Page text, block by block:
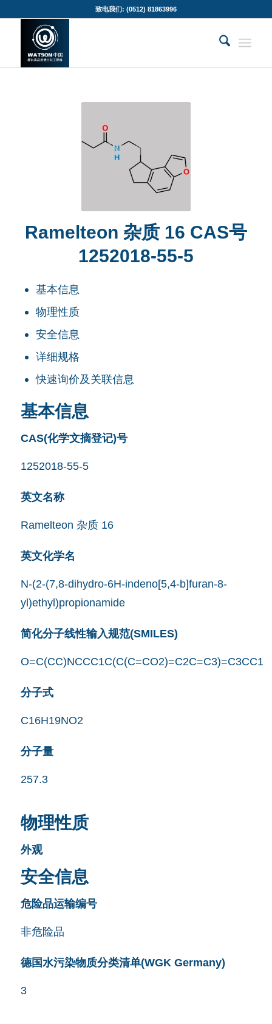
致电我们: (0512) 81863996
Ramelteon 杂质 16 CAS号
1252018-55-5
基本信息
物理性质
安全信息
详细规格
快速询价及关联信息
基本信息
CAS(化学文摘登记)号
1252018-55-5
英文名称
Ramelteon 杂质 16
英文化学名
N-(2-(7,8-dihydro-6H-indeno[5,4-b]furan-8-
yl)ethyl)propionamide
简化分子线性输入规范(SMILES)
O=C(CC)NCCC1C(C(C=CO2)=C2C=C3)=C3CC1
分子式
C16H19NO2
分子量
257.3
物理性质
外观
安全信息
危险品运输编号
非危险品
德国水污染物质分类清单(WGK Germany)
3